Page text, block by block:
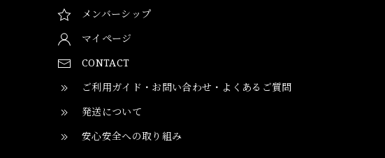
メンバーシップ
マイページ
CONTACT
ご利用ガイド・お問い合わせ・よくあるご質問
発送について
安心安全への取り組み